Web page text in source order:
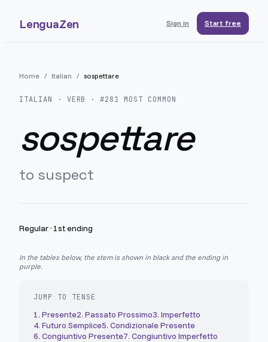
LenguaZen Sign in Start free
Home / Italian / sospettare
ITALIAN · VERB · #281 MOST COMMON
sospettare
to suspect
Regular· 1st ending
In the tables below, the stem is shown in black and the ending in
purple.
JUMP TO TENSE
1. Presente2. Passato Prossimo3. Imperfetto
4. Futuro Semplice5. Condizionale Presente
6. Congiuntivo Presente7. Congiuntivo Imperfetto